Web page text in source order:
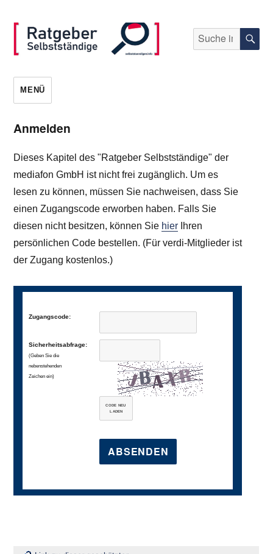
selbststaendigen.info
Suche
nach:
MENÜ
Anmelden
Dieses Kapitel des "Ratgeber Selbstständige" der
mediafon GmbH ist nicht frei zugänglich. Um es
lesen zu können, müssen Sie nachweisen, dass Sie
einen Zugangscode erworben haben. Falls Sie
diesen nicht besitzen, können Sie hier Ihren
persönlichen Code bestellen. (Für verdi-Mitglieder ist
der Zugang kostenlos.)
Zugangscode:
Sicherheitsabfrage:
(Geben Sie die
nebenstehenden
Zeichen ein)
CODE NEU
LADEN